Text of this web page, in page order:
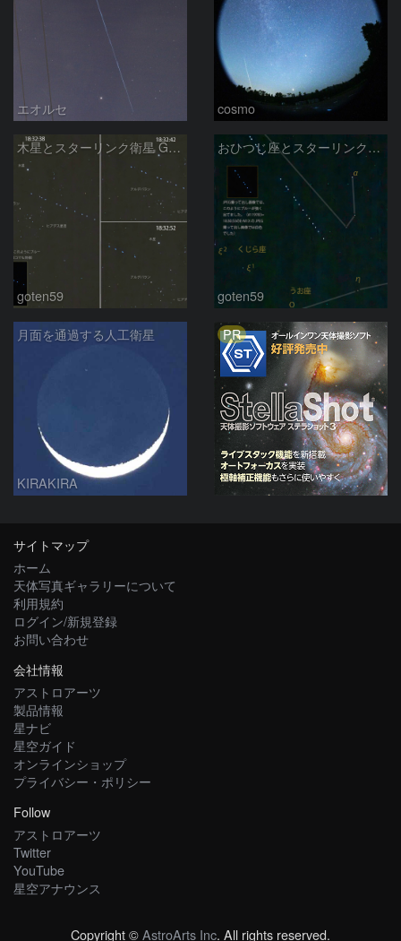
エオルセ cosmo
木星とスターリンク衛星 G12-13（2025/02/28）
goten59
おひつじ座とスターリンク衛星 G12-13（2025/02/28）
goten59
月面を通過する人工衛星
KIRAKIRA
PR
サイトマップ
ホーム
天体写真ギャラリーについて
利用規約
ログイン/新規登録
お問い合わせ
会社情報
アストロアーツ
製品情報
星ナビ
星空ガイド
オンラインショップ
プライバシー・ポリシー
Follow
アストロアーツ
Twitter
YouTube
星空アナウンス
Copyright ©AstroArts Inc. All rights reserved.